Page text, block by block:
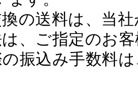
換の送料は、当
は、ご指定のお
の振込み手数料